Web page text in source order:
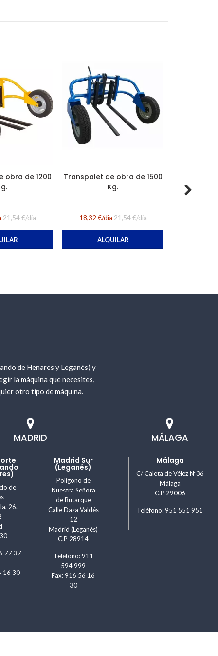
obra de 1200
21,54 €/dia
Transpalet de obra de 1500
Kg.
18,32 €/dia21,54 €/dia
ALQUILAR
de Henares y Leganés) y
la máquina que necesites,
otro tipo de máquina.
MADRID
de
26.
77 37
16 30
Madrid Sur
(Leganés)
Polígono de
Nuestra Señora
de Butarque
Calle Daza Valdés
12
Madrid (Leganés)
C.P 28914
Teléfono: 911
594 999
Fax: 916 56 16
30
MÁLAGA
Málaga
C/ Caleta de Vélez Nº36
Málaga
C.P 29006
Teléfono: 951 551 951